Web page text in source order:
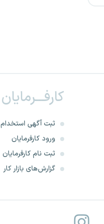
کارفـــرمایان
ثبت آگهی استخدام
ورود کارفرمایان
ثبت نام کارفرمایان
گزارش‌های بازار کار